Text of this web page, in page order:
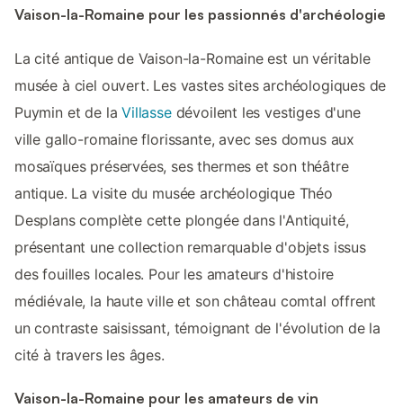
Vaison-la-Romaine pour les passionnés d'archéologie
La cité antique de Vaison-la-Romaine est un véritable
musée à ciel ouvert. Les vastes sites archéologiques de
Puymin et de laVillassedévoilent les vestiges d'une
ville gallo-romaine florissante, avec ses domus aux
mosaïques préservées, ses thermes et son théâtre
antique. La visite du musée archéologique Théo
Desplans complète cette plongée dans l'Antiquité,
présentant une collection remarquable d'objets issus
des fouilles locales. Pour les amateurs d'histoire
médiévale, la haute ville et son château comtal offrent
un contraste saisissant, témoignant de l'évolution de la
cité à travers les âges.
Vaison-la-Romaine pour les amateurs de vin